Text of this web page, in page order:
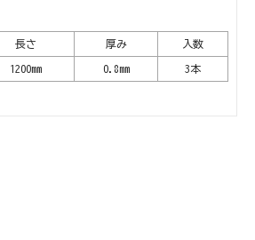
長さ 厚み 入数
1200mm 0.8mm 3本